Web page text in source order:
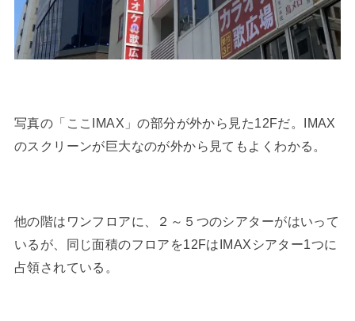
写真の「ここIMAX」の部分が外から見た12Fだ。IMAX
のスクリーンが巨大なのが外から見てもよくわかる。
他の階はワンフロアに、２～５つのシアターがはいって
いるが、同じ面積のフロアを12FはIMAXシアター1つに
占領されている。